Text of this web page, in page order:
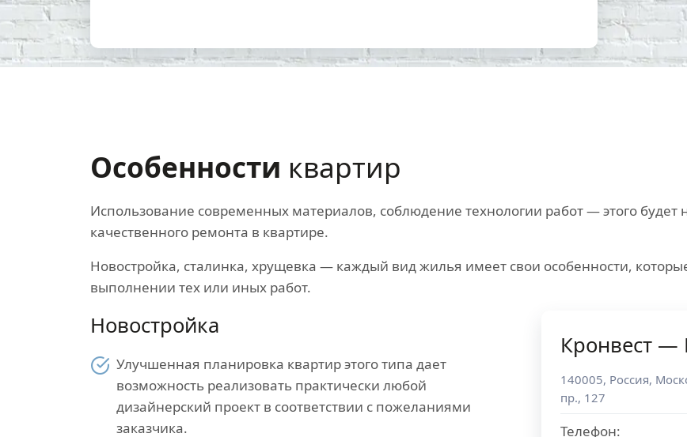
Особенности квартир
Использование современных материалов, соблюдение технологии работ — этого будет
качественного ремонта в квартире.
Новостройка, сталинка, хрущевка — каждый вид жилья имеет свои особенности,
выполнении тех или иных работ.
Новостройка
Улучшенная планировка квартир этого типа дает
возможность реализовать практически любой
дизайнерский проект в соответствии с пожеланиями
заказчика.
Кронвест —
140005, Россия,
пр., 127
Телефон: